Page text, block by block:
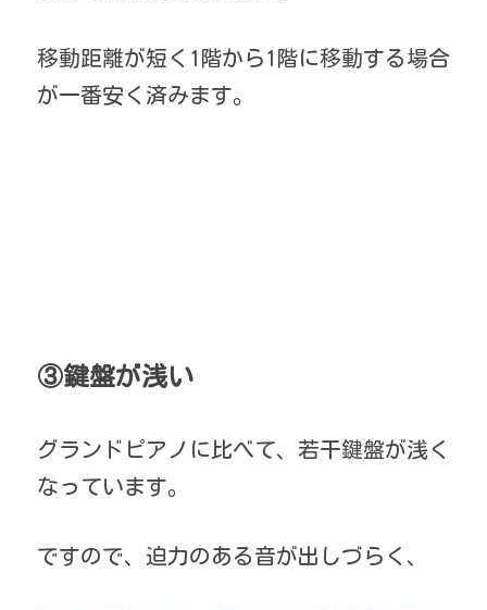
移動距離が短く1階から1階に移動する場合
が一番安く済みます。
③鍵盤が浅い
グランドピアノに比べて、若干鍵盤が浅く
なっています。
ですので、迫力のある音が出しづらく、